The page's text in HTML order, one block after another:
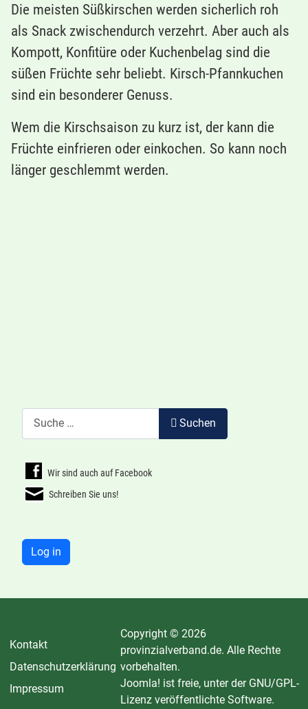
Die meisten Süßkirschen werden sicherlich roh
als Snack zwischendurch verzehrt. Aber auch als
Kompott, Konfitüre oder Kuchenbelag sind die
süßen Früchte sehr beliebt. Kirsch-Pfannkuchen
sind ein besonderer Genuss.
Wem die Kirschsaison zu kurz ist, der kann die
Früchte einfrieren oder einkochen. So kann noch
länger geschlemmt werden.
Suchen
Wir sind auch auf Facebook
Schreiben Sie uns!
Log in
Kontakt
Datenschutzerklärung
Impressum
Copyright © 2026
provinzialverband.de. Alle Rechte
vorbehalten.
Joomla! ist freie, unter der GNU/GPL-
Lizenz veröffentlichte Software.